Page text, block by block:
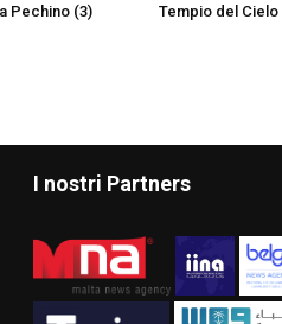
Pechino (3)
Tempio del
I nostri Partners